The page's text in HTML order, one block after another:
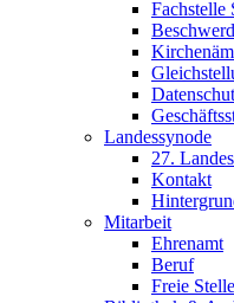
Fachstelle
Landessynode
27.
Kontakt
Mitarbeit
Ehrenamt
Beruf
Freie